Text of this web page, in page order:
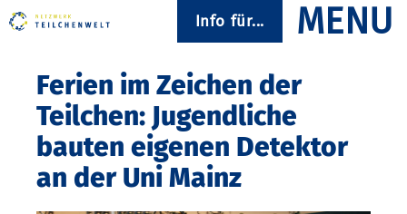
Info für...
Ferien im Zeichen der
Teilchen: Jugendliche
bauten eigenen Detektor
an der Uni Mainz